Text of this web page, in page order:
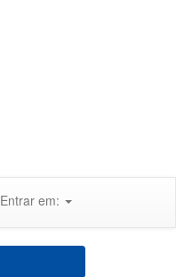
Entrar em: